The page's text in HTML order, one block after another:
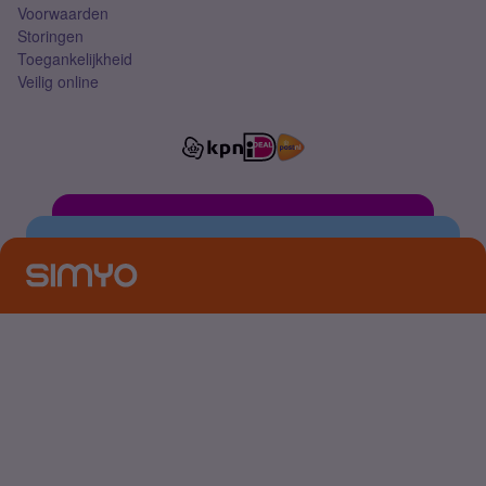
Voorwaarden
Storingen
Toegankelijkheid
Veilig online